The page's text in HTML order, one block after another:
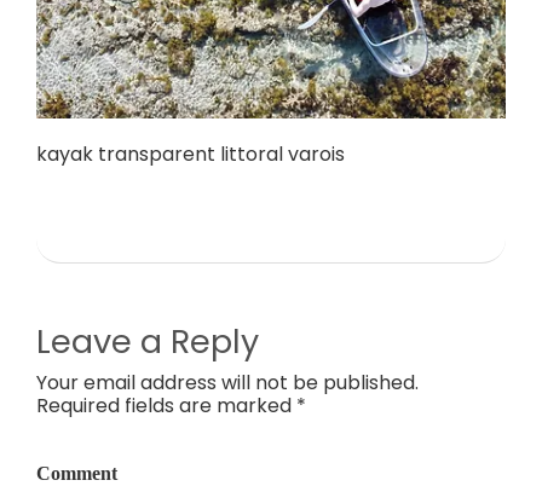
kayak transparent littoral varois
Leave a Reply
Your email address will not be published.
Required fields are marked *
Comment